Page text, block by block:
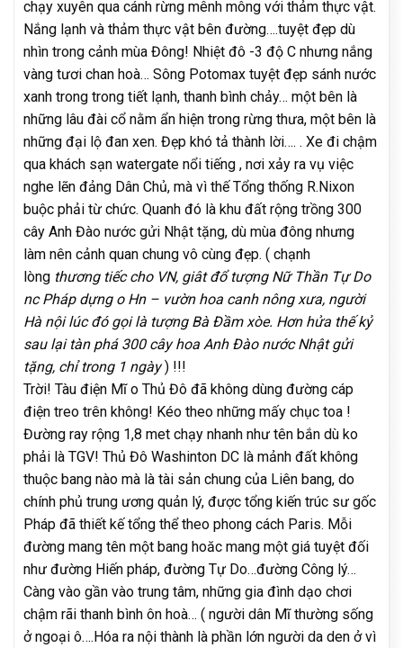
chạy xuyên qua cánh rừng mênh mông với thảm thực vật.
Nắng lạnh và thảm thực vật bên đường….tuyệt đẹp dù
nhìn trong cảnh mùa Đông! Nhiệt đô -3 độ C nhưng nắng
vàng tươi chan hoà… Sông Potomax tuyệt đẹp sánh nước
xanh trong trong tiết lạnh, thanh bình chảy… một bên là
những lâu đài cổ nằm ẩn hiện trong rừng thưa, một bên là
những đại lộ đan xen. Đẹp khó tả thành lời…. . Xe đi chậm
qua khách sạn watergate nổi tiếng , nơi xảy ra vụ việc
nghe lẽn đảng Dân Chủ, mà vì thế Tổng thống R.Nixon
buộc phải từ chức. Quanh đó là khu đất rộng trồng 300
cây Anh Đào nước gửi Nhật tặng, dù mùa đông nhưng
làm nên cảnh quan chung vô cùng đẹp. ( chạnh
lòng thương tiếc cho VN, giât đổ tượng Nữ Thần Tự Do
nc Pháp dựng o Hn – vườn hoa canh nông xưa, người
Hà nội lúc đó gọi là tượng Bà Đầm xòe. Hơn hửa thế kỷ
sau lại tàn phá 300 cây hoa Anh Đào nước Nhật gửi
tặng, chỉ trong 1 ngày) !!!
Trời! Tàu điện Mĩ o Thủ Đô đã không dùng đường cáp
điện treo trên không! Kéo theo những mấy chục toa !
Đường ray rộng 1,8 met chạy nhanh như tên bắn dù ko
phải là TGV! Thủ Đô Washinton DC là mảnh đất không
thuộc bang nào mà là tài sản chung của Liên bang, do
chính phủ trung ương quản lý, được tổng kiến trúc sư gốc
Pháp đã thiết kế tổng thể theo phong cách Paris. Mỗi
đường mang tên một bang hoăc mang một giá tuyệt đối
như đường Hiến pháp, đường Tự Do…đường Công lý…
Càng vào gần vào trung tâm, những gia đình dạo chơi
chậm rãi thanh bình ôn hoà… ( người dân Mĩ thường sống
ở ngoại ô….Hóa ra nội thành là phần lớn người da den ở vì